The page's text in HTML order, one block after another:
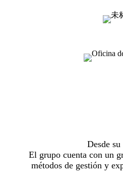
Desde
El grupo cuenta con un
métodos de gestión y